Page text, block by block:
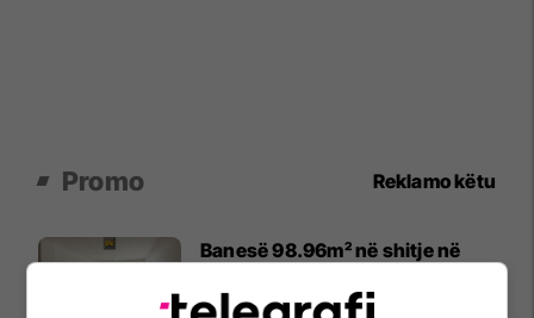
Promo Reklamo këtu
Banesë 98.96m² në shitje në
qendrës #16060